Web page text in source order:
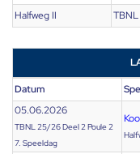
Halfweg II TBNL
Datum
05.06.2026
TBNL 25/26 Deel 2 Poule 2
7. Speeldag